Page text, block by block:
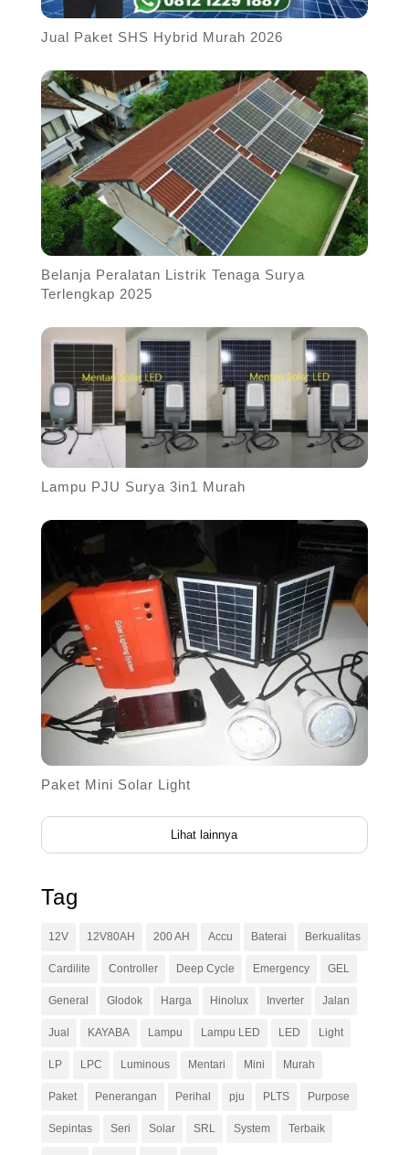
Jual Paket SHS Hybrid Murah 2026
Belanja Peralatan Listrik Tenaga Surya
Terlengkap 2025
Lampu PJU Surya 3in1 Murah
Paket Mini Solar Light
Lihat lainnya
Tag
12V 12V80AH 200 AH Accu Baterai Berkualitas
Cardilite Controller Deep Cycle Emergency GEL
General Glodok Harga Hinolux Inverter Jalan
Jual KAYABA Lampu Lampu LED LED Light
LP LPC Luminous Mentari Mini Murah
Paket Penerangan Perihal pju PLTS Purpose
Sepintas Seri Solar SRL System Terbaik